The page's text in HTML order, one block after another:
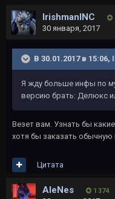
IrishmanINC
30 января, 2017
В 30.01.2017 в 15:06,
Я жду больше инфы по
версию брать: Делюкс
Везет вам. Узнать бы
хотя бы заказать
Цитата
AleNes 1 374